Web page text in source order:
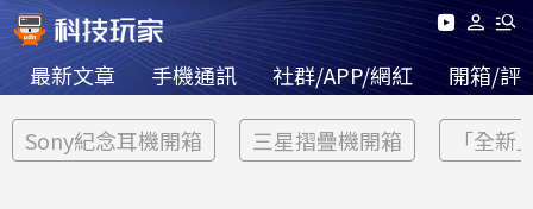
最新文章 手機通訊 社群/APP/網紅 開箱/評
Sony紀念耳機開箱 三星摺疊機開箱 「全新